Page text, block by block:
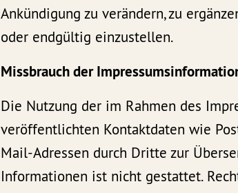
Ankündigung zu verändern, zu
oder endgültig einzustellen.
Missbrauch der
Die Nutzung der im Rahmen des
veröffentlichten Kontaktdaten wie
Mail-Adressen durch Dritte zur
Informationen ist nicht gestattet.